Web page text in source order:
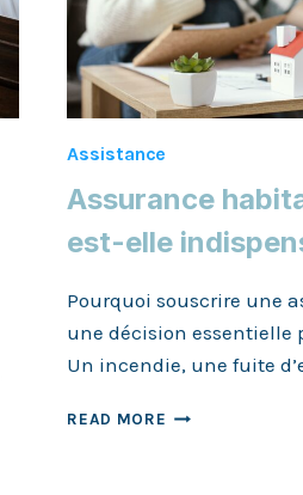
Assistance
Assurance
est-elle
Pourquoi souscrire une
une décision essentielle
Un incendie, une fuite
READ MORE ASSURANCE